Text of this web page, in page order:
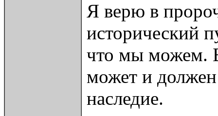
Я верю в
исторический
что мы можем.
может и должен
наследие.